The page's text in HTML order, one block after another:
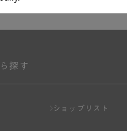
探す
ショップリスト